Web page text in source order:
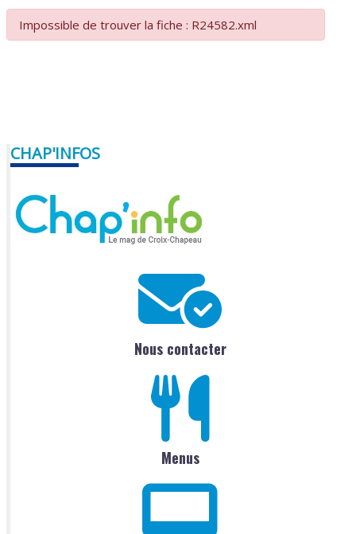
Impossible de trouver la fiche : R24582.xml
CHAP'INFOS
Nous contacter
Menus